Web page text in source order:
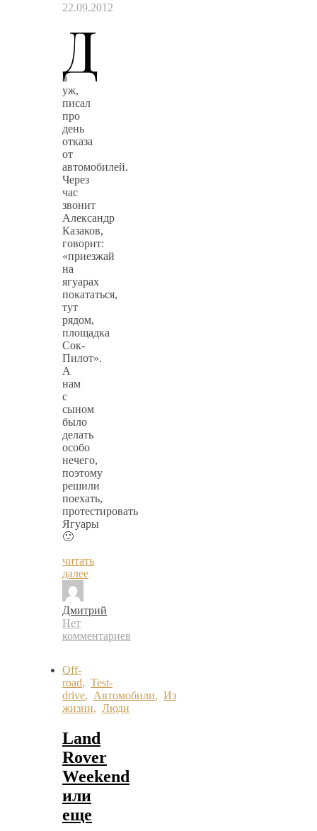
22.09.2012
Д
а
уж,
писал
про
день
отказа
от
автомобилей.
Через
час
звонит
Александр
Казаков,
говорит:
«приезжай
на
ягуарах
покататься,
тут
рядом,
площадка
Сок-
Пилот».
А
нам
с
сыном
было
делать
особо
нечего,
поэтому
решили
поехать,
протестировать
Ягуары
🙂
читать
далее
Дмитрий
Нет
комментариев
Off-
road, Test-
drive, Автомобили, Из
жизни, Люди
Land
Rover
Weekend
или
еще